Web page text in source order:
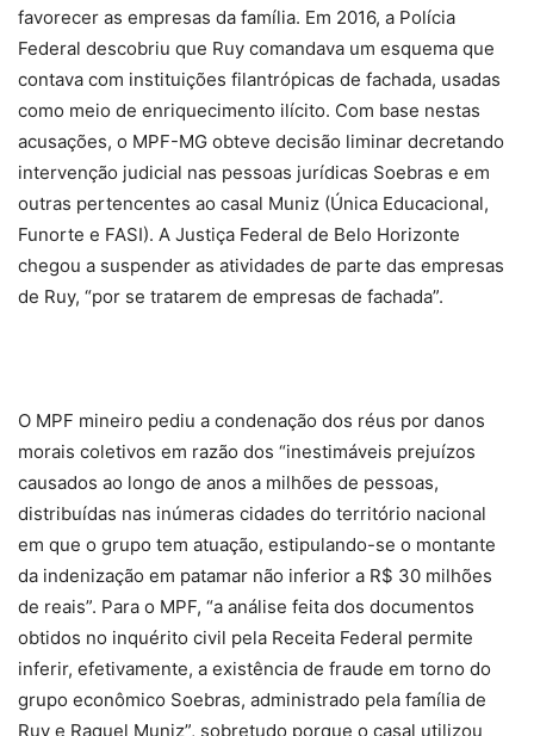
favorecer as empresas da família. Em 2016, a Polícia
Federal descobriu que Ruy comandava um esquema que
contava com instituições filantrópicas de fachada, usadas
como meio de enriquecimento ilícito. Com base nestas
acusações, o MPF-MG obteve decisão liminar decretando
intervenção judicial nas pessoas jurídicas Soebras e em
outras pertencentes ao casal Muniz (Única Educacional,
Funorte e FASI). A Justiça Federal de Belo Horizonte
chegou a suspender as atividades de parte das empresas
de Ruy, “por se tratarem de empresas de fachada”.
O MPF mineiro pediu a condenação dos réus por danos
morais coletivos em razão dos “inestimáveis prejuízos
causados ao longo de anos a milhões de pessoas,
distribuídas nas inúmeras cidades do território nacional
em que o grupo tem atuação, estipulando-se o montante
da indenização em patamar não inferior a R$ 30 milhões
de reais”. Para o MPF, “a análise feita dos documentos
obtidos no inquérito civil pela Receita Federal permite
inferir, efetivamente, a existência de fraude em torno do
grupo econômico Soebras, administrado pela família de
Ruy e Raquel Muniz”, sobretudo porque o casal utilizou